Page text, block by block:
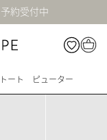
約受付中
ート ピューター